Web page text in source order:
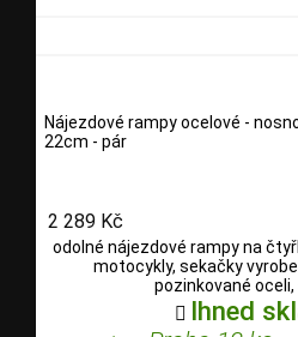
Nájezdové rampy ocelové -
22cm - pár
2 289 Kč
odolné nájezdové rampy na
motocykly, sekačky
pozinkované
 Ihned